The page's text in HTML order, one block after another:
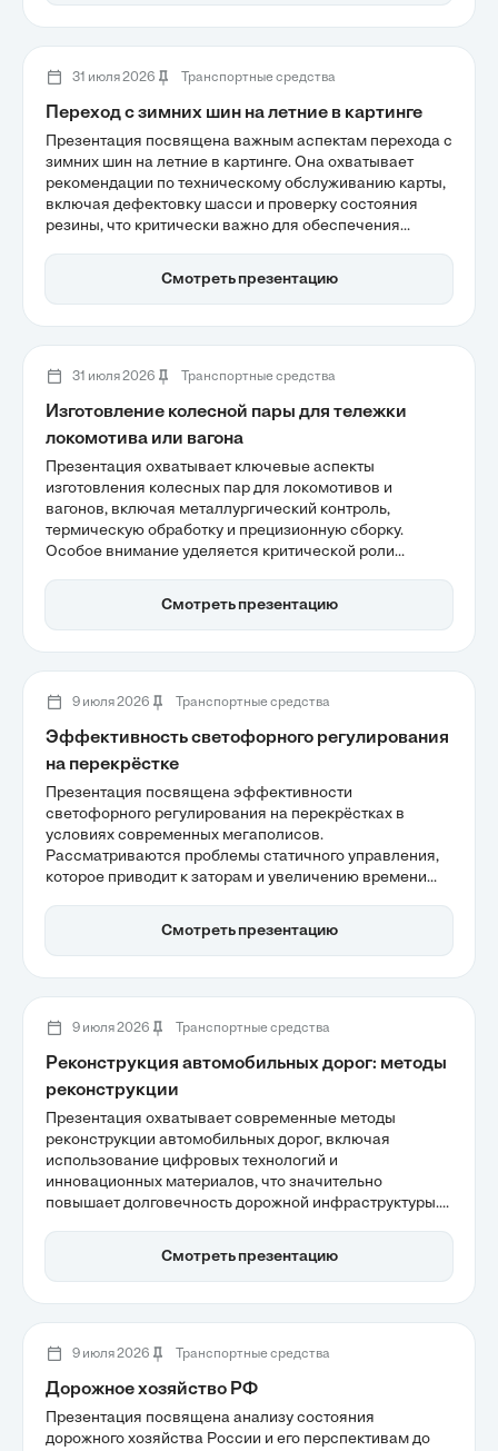
31 июля 2026 Транспортные средства
Переход с зимних шин на летние в картинге
Презентация посвящена важным аспектам перехода с
зимних шин на летние в картинге. Она охватывает
рекомендации по техническому обслуживанию карты,
включая дефектовку шасси и проверку состояния
резины, что критически важно для обеспечения
зимней эксплуатации, такие как деградация
материалов, что может повлиять на характеристики
Смотреть презентацию
31 июля 2026 Транспортные средства
Изготовление колесной пары для тележки
локомотива или вагона
Презентация охватывает ключевые аспекты
изготовления колесных пар для локомотивов и
вагонов, включая металлургический контроль,
термическую обработку и прецизионную сборку.
Особое внимание уделяется критической роли
динамики движения состава, а также выбору
стратегий сборки, таких как СОНК и НОНК.
Смотреть презентацию
9 июля 2026 Транспортные средства
Эффективность светофорного регулирования
на перекрёстке
Презентация посвящена эффективности
светофорного регулирования на перекрёстках в
условиях современных мегаполисов.
Рассматриваются проблемы статичного управления,
которое приводит к заторам и увеличению времени
безопасности и пропускной способностью. Важное
внимание уделяется внедрению интеллектуальных
движения.
Смотреть презентацию
9 июля 2026 Транспортные средства
Реконструкция автомобильных дорог: методы
реконструкции
Презентация охватывает современные методы
реконструкции автомобильных дорог, включая
использование цифровых технологий и
инновационных материалов, что значительно
повышает долговечность дорожной инфраструктуры.
управлению активами, основанному на мониторинге
состояния дорожного полотна и адаптации к новым
Смотреть презентацию
9 июля 2026 Транспортные средства
Дорожное хозяйство РФ
Презентация посвящена анализу состояния
дорожного хозяйства России и его перспективам до